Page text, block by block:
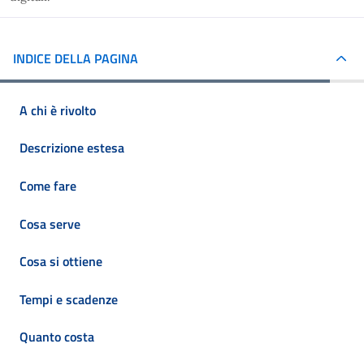
INDICE DELLA PAGINA
A chi è rivolto
Descrizione estesa
Come fare
Cosa serve
Cosa si ottiene
Tempi e scadenze
Quanto costa